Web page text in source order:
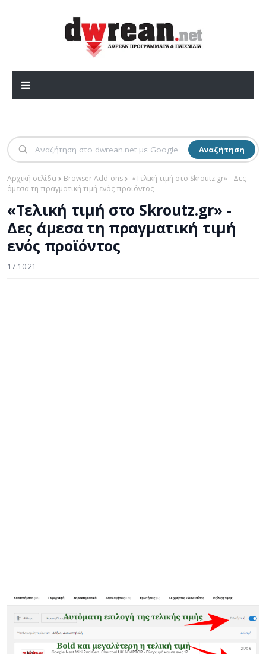
Αναζήτηση
Αρχική σελίδα Browser Add-ons
«Τελική τιμή στο Skroutz.gr» - Δες
άμεσα τη πραγματική τιμή ενός προϊόντος
«Τελική τιμή στο Skroutz.gr» -
Δες άμεσα τη πραγματική τιμή
ενός προϊόντος
17.10.21